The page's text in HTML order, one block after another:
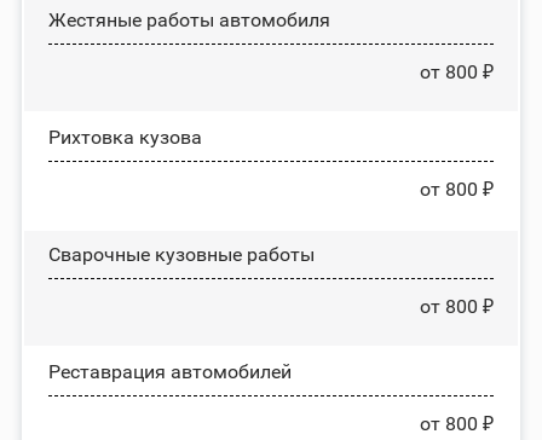
Жестяные работы автомобиля
от 800 ₽
Рихтовка кузова
от 800 ₽
Сварочные кузовные работы
от 800 ₽
Реставрация автомобилей
от 800 ₽